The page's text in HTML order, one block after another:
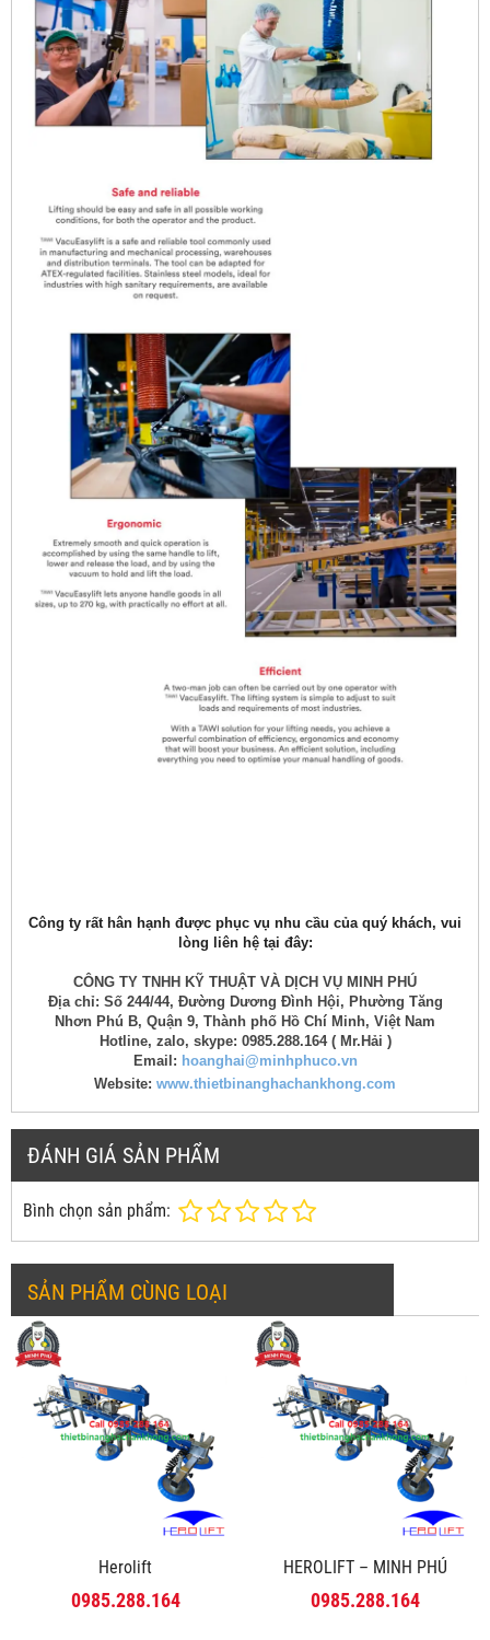
Công ty rất hân hạnh được phục vụ nhu cầu của quý khách, vui
lòng liên hệ tại đây:
CÔNG TY TNHH KỸ THUẬT VÀ DỊCH VỤ MINH PHÚ
Địa chỉ: Số 244/44, Đường Dương Đình Hội, Phường Tăng
Nhơn Phú B, Quận 9, Thành phố Hồ Chí Minh, Việt Nam
Hotline, zalo, skype: 0985.288.164 ( Mr.Hải )
Email: hoanghai@minhphuco.vn
Website: www.thietbinanghachankhong.com
ĐÁNH GIÁ SẢN PHẨM
Bình chọn sản phẩm:
SẢN PHẨM CÙNG LOẠI
Herolift
0985.288.164
HEROLIFT – MINH PHÚ
0985.288.164